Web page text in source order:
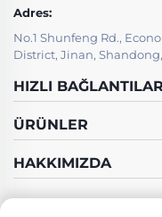
Adres:
No.1 Shunfeng Rd.,
District, Jinan,
HIZLI BAĞLANTILAR
ÜRÜNLER
HAKKIMIZDA